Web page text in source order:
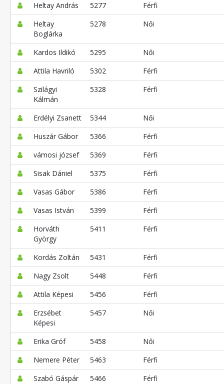
Heltay András
5277
Férfi
Heltay
Boglárka
5278 Női
Kardos Ildikó 5295
Női
Attila Havriló
5302
Férfi
Szilágyi
Kálmán
5328 Férfi
Erdélyi Zsanett 5344
Női
Huszár Gábor
5366
Férfi
vámosi józsef
5369
Férfi
Sisak Dániel
5375
Férfi
Vasas Gábor
5386
Férfi
Vasas István
5399
Férfi
Horváth
György
5411 Férfi
Kordás Zoltán 5431
Férfi
Nagy Zsolt
5448
Férfi
Attila Képesi
5456
Férfi
Erzsébet
Képesi
5457 Női
Erika Gróf 5458
Női
Nemere Péter
5463
Férfi
Szabó Gáspár
5466
Férfi